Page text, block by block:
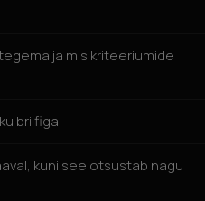
ja mis kriteeriumide
briifiga
kuni see otsustab nagu